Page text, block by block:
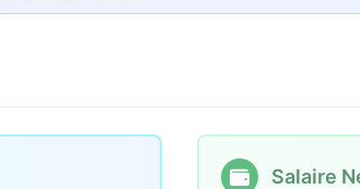
Salaire